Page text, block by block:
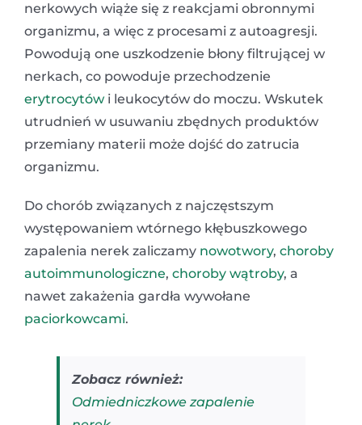
nerkowych wiąże się z reakcjami obronnymi
organizmu, a więc z procesami z autoagresji.
Powodują one uszkodzenie błony filtrującej w
nerkach, co powoduje przechodzenie
erytrocytów i leukocytów do moczu. Wskutek
utrudnień w usuwaniu zbędnych produktów
przemiany materii może dojść do zatrucia
organizmu.
Do chorób związanych z najczęstszym
występowaniem wtórnego kłębuszkowego
zapalenia nerek zaliczamy nowotwory, choroby
autoimmunologiczne, choroby wątroby, a
nawet zakażenia gardła wywołane
paciorkowcami.
Zobacz również:
Odmiedniczkowe zapalenie